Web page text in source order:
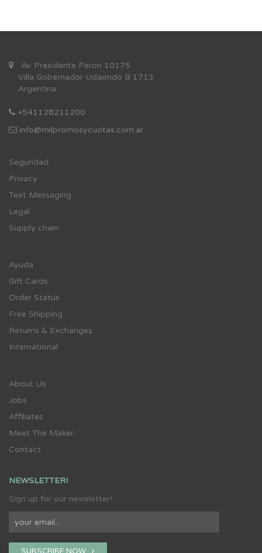
Av. Presidente Peron 10175
Villa Gobernador Udaondo B 1713
Argentina
+541128211200
info@milpromosycuotas.com.ar
Seguridad
Privacy
Text Messaging
Legal
Supply chain
Ayuda
Gift Cards
Order Status
Free Shipping
Returns & Exchanges
International
About Us
Jobs
Affiliates
Meet The Maker
Contact
NEWSLETTER!
Sign up for our newsletter!